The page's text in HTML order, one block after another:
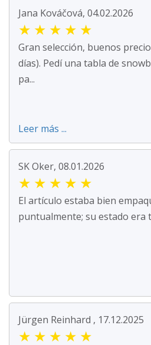
Jana Kováčová, 04.02.2026
★ ★ ★ ★ ★
Gran selección, buenos
días). Pedí una tabla de
pa...
Leer más ...
SK Oker, 08.01.2026
★ ★ ★ ★ ★
El artículo estaba bien
puntualmente; su estado era
Jürgen Reinhard , 17.12.2025
★ ★ ★ ★ ★